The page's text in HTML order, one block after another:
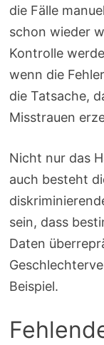
die Fälle
schon wieder
Kontrolle
wenn die
die Tatsache,
Misstrauen
Nicht nur das
auch besteht
sein, dass
Daten
Beispiel.